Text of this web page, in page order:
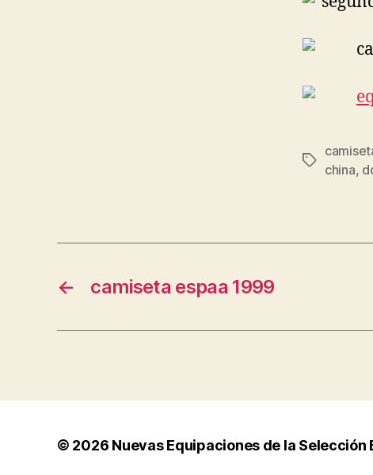
Etiquetas
china,
← camiseta espaa 1999
© 2026 Nuevas Equipaciones de la Selección